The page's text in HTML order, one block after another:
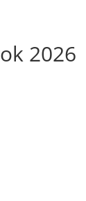
2026